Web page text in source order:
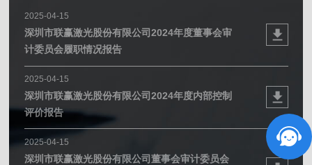
2025-04-15
深圳市联赢激光股份有限公司2024年度董事会审
计委员会履职情况报告
2025-04-15
深圳市联赢激光股份有限公司2024年度内部控制
评价报告
2025-04-15
深圳市联赢激光股份有限公司董事会审计委员会